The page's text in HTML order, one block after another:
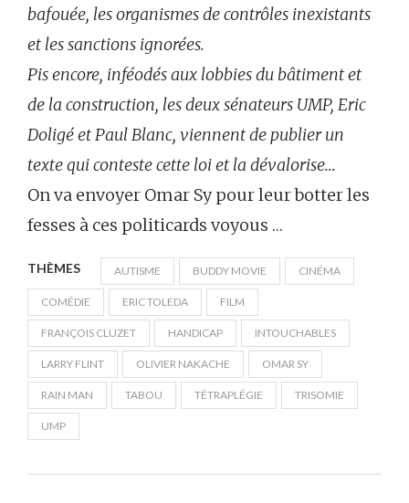
bafouée, les organismes de contrôles inexistants
et les sanctions ignorées.
Pis encore, inféodés aux lobbies du bâtiment et
de la construction, les deux sénateurs UMP, Eric
Doligé et Paul Blanc, viennent de publier un
texte qui conteste cette loi et la dévalorise…
On va envoyer Omar Sy pour leur botter les
fesses à ces politicards voyous …
THÈMES AUTISME BUDDY MOVIE CINÉMA
COMÉDIE ERIC TOLEDA FILM
FRANÇOIS CLUZET HANDICAP INTOUCHABLES
LARRY FLINT OLIVIER NAKACHE OMAR SY
RAIN MAN TABOU TÉTRAPLÉGIE TRISOMIE
UMP